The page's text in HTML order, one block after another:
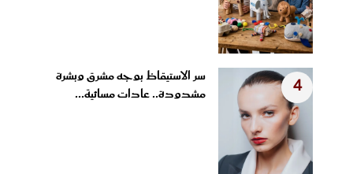
4
سر الاستيقاظ بوجه مشرق وبشرة
مشدودة.. عادات مسائية...